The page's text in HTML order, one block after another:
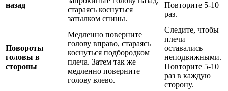
назад
стараясь коснуться
затылком спины.
Повторите 5-10
раз.
Повороты
головы в
стороны
Медленно поверните
голову вправо, стараясь
коснуться подбородком
плеча. Затем так же
медленно поверните
голову влево.
Следите, чтобы
плечи
оставались
неподвижными.
Повторите 5-10
раз в каждую
сторону.